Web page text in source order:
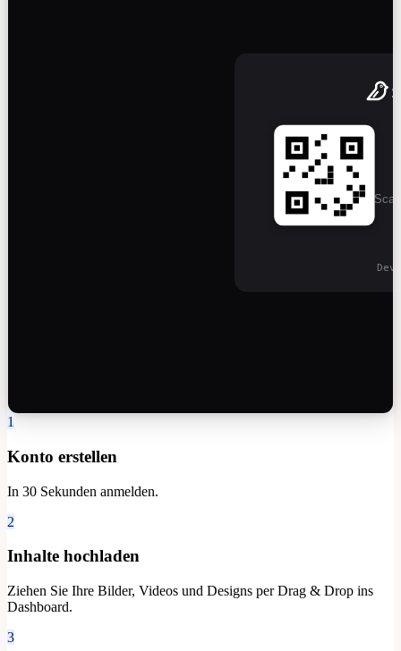
1
Konto erstellen
In 30 Sekunden anmelden.
2
Inhalte hochladen
Ziehen Sie Ihre Bilder, Videos und Designs per Drag & Drop ins
Dashboard.
3